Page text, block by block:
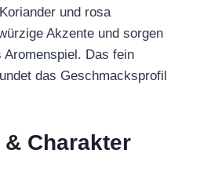
und rosa
Akzente und sorgen
Das fein
das Geschmacksprofil
Charakter